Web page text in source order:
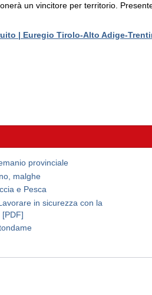
un vincitore per territorio.
| Euregio Tirolo-Alto Adige-
provinciale
malghe
e Pesca
in sicurezza con la
[PDF]